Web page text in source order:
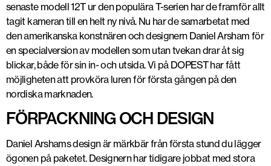
senaste modell 12T ur den populära T-serien har de framför allt
tagit kameran till en helt ny nivå. Nu har de samarbetat med
den amerikanska konstnären och designern Daniel Arsham för
en specialversion av modellen som utan tvekan drar åt sig
blickar, både för sin in- och utsida. Vi på DOPEST har fått
möjligheten att provköra luren för första gången på den
nordiska marknaden.
FÖRPACKNING OCH DESIGN
Daniel Arshams design är märkbär från första stund du lägger
ögonen på paketet. Designern har tidigare jobbat med stora